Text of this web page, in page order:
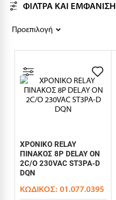
ΦΙΛΤΡΑ ΚΑΙ ΕΜΦΑΝΙΣΗ
ΧΡΟΝΙΚΟ RELAY
ΠΙΝΑΚΟΣ 8P DELAY ON
2C/O 230VAC ST3PA-D
DQN
ΚΩΔΙΚΌΣ: 01.077.0395